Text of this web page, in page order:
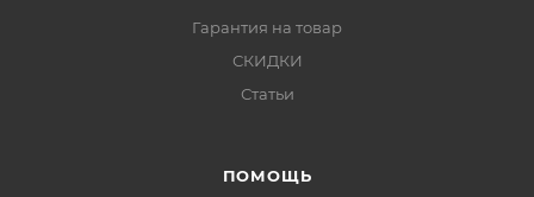
Гарантия на товар
СКИДКИ
Статьи
ПОМОЩЬ